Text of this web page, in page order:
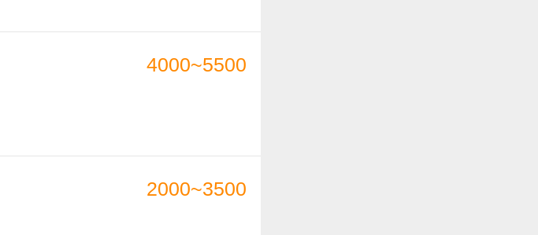
4000~5500
2000~3500